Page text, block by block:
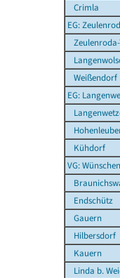
Crimla
EG:
Weißendorf
EG:
Kühdorf
VG:
Endschütz
Gauern
Hilbersdorf
Kauern
Linda b.